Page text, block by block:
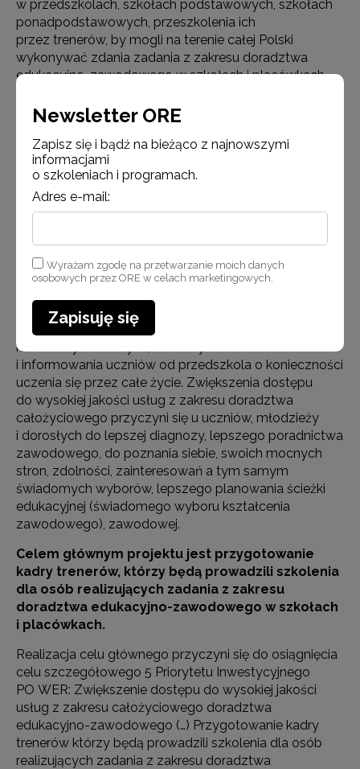
w przedszkolach, szkołach podstawowych, szkołach
ponadpodstawowych, przeszkolenia ich
przez trenerów, by mogli na terenie całej Polski
wykonywać zdania zadania z zakresu doradztwa
edukacyjno-zawodowego w szkołach i placówkach.
Wsparciem będą objęci nauczyciele, którzy do tej pory
nie zajmowali się doradztwem edukacyjno-
zawodowym w przedszkolach, szkołach
podstawowych oraz na dalszym etapie edukacyjnym.
Wyszkolenie 500 osób w ramach planowanego
projektu, zrealizowanie 24 szkoleń w Polsce dla grup 21
osobowych jest celem do zrealizowania. Szkolenia
wdrażania doradztwa edukacyjno-zawodowego
do szkół i placówek oświatowych.
do wysokiej jakości usług z zakresu całożyciowego
doradztwa edukacyjno-zawodowego dla dzieci,
młodzieży i dorosłych, do motywowania
i informowania uczniów od przedszkola o konieczności
uczenia się przez całe życie. Zwiększenia dostępu
do wysokiej jakości usług z zakresu doradztwa
całożyciowego przyczyni się u uczniów, młodzieży
i dorosłych do lepszej diagnozy, lepszego poradnictwa
zawodowego, do poznania siebie, swoich mocnych
stron, zdolności, zainteresowań a tym samym
świadomych wyborów, lepszego planowania ścieżki
edukacyjnej (świadomego wyboru kształcenia
zawodowego), zawodowej.
Celem głównym projektu jest przygotowanie
kadry trenerów, którzy będą prowadzili szkolenia
dla osób realizujących zadania z zakresu
doradztwa edukacyjno-zawodowego w szkołach
i placówkach.
Realizacja celu głównego przyczyni się do osiągnięcia
celu szczegółowego 5 Priorytetu Inwestycyjnego
PO WER: Zwiększenie dostępu do wysokiej jakości
usług z zakresu całożyciowego doradztwa
edukacyjno-zawodowego (…) Przygotowanie kadry
trenerów którzy będą prowadzili szkolenia dla osób
realizujących zadania z zakresu doradztwa
Newsletter ORE
Zapisz się i bądź na bieżąco z najnowszymi
informacjami
o szkoleniach i programach.
Adres e-mail:
Wyrażam zgodę na przetwarzanie moich danych
osobowych przez ORE w celach marketingowych.
Zapisuję się